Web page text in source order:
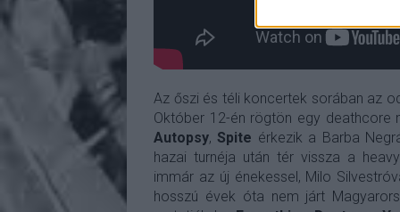
Az őszi és téli koncertek sorában az
Október 12-én rögtön egy deathcore
Autopsy,Spite érkezik a Barba
hazai turnéja után tér vissza a
immár az új énekessel, Milo
hosszú évek óta nem járt